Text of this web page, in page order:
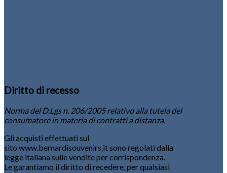
Diritto di recesso
Norma del D.Lgs n. 206/2005 relativo alla tutela del
consumatore in materia di contratti a distanza.
Gli acquisti effettuati sul
sito www.bernardisouvenirs.it sono regolati dalla
legge italiana sulle vendite per corrispondenza.
Le garantiamo il diritto di recedere, per qualsiasi